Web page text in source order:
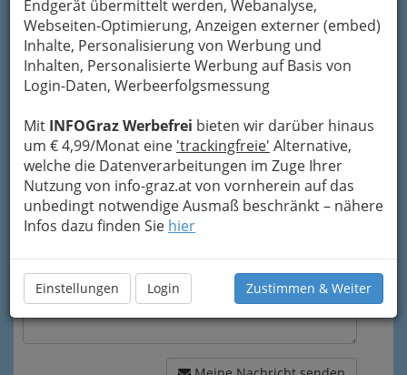
Endgerät übermittelt werden, Webanalyse,
Webseiten-Optimierung, Anzeigen externer (embed)
Inhalte, Personalisierung von Werbung und
Inhalten, Personalisierte Werbung auf Basis von
Login-Daten, Werbeerfolgsmessung
Mit INFOGraz Werbefrei bieten wir darüber hinaus
um € 4,99/Monat eine 'trackingfreie' Alternative,
welche die Datenverarbeitungen im Zuge Ihrer
Nutzung von info-graz.at von vornherein auf das
unbedingt notwendige Ausmaß beschränkt – nähere
Infos dazu finden Sie hier
Einstellungen Login Zustimmen & Weiter
Meine Email Adresse
Mein Betreff
Meine Nachricht